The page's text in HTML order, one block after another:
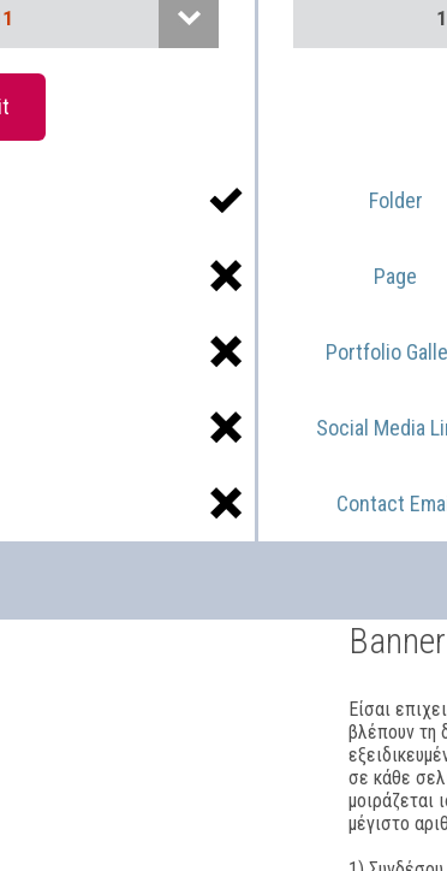
€1,10
€3,12
Folder
Page
Portfolio
Social Media
Contact
Banner
Είσαι
βλέπουν τη
σε κάθε
μοιράζεται
μέγιστο